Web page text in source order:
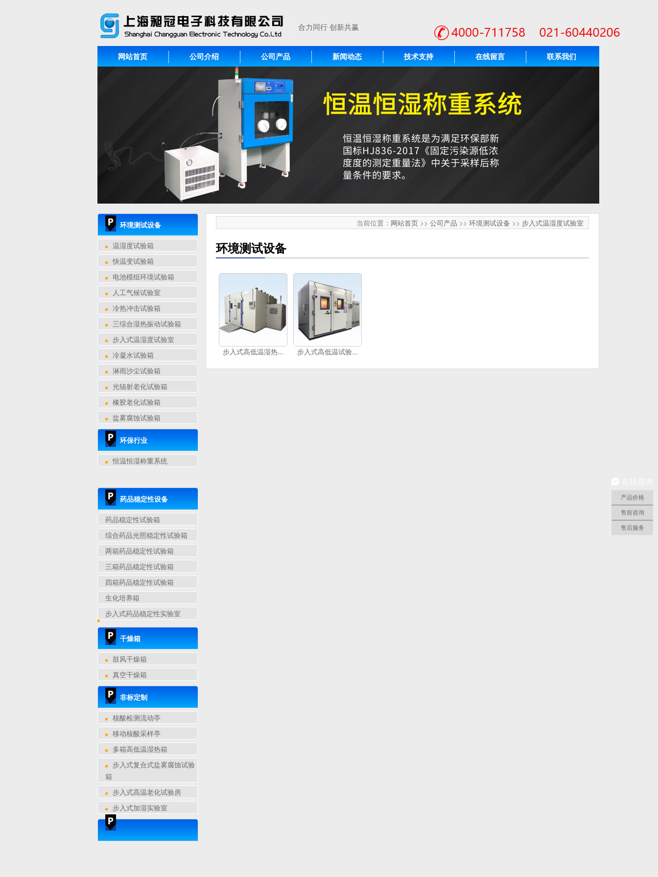
合力同行 创新共赢
网站首页 公司介绍 公司产品 新闻动态 技术支持 在线留言 联系我们
环境测试设备
温湿度试验箱
快温变试验箱
电池模组环境试验箱
人工气候试验室
冷热冲击试验箱
三综合湿热振动试验箱
步入式温湿度试验室
冷凝水试验箱
淋雨沙尘试验箱
光辐射老化试验箱
橡胶老化试验箱
盐雾腐蚀试验箱
环保行业
恒温恒湿称重系统
药品稳定性设备
药品稳定性试验箱
综合药品光照稳定性试验箱
两箱药品稳定性试验箱
三箱药品稳定性试验箱
四箱药品稳定性试验箱
生化培养箱
步入式药品稳定性实验室
干燥箱
鼓风干燥箱
真空干燥箱
非标定制
核酸检测流动亭
移动核酸采样亭
多箱高低温湿热箱
步入式复合式盐雾腐蚀试验
箱
步入式高温老化试验房
步入式加湿实验室
当前位置： 网站首页 >> 公司产品 >> 环境测试设备 >> 步入式温湿度试验室
环境测试设备
步入式高低温湿热... 步入式高低温试验...
产品价格
售前咨询
售后服务